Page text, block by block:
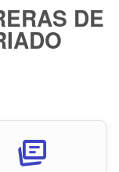
DE
cards_stack